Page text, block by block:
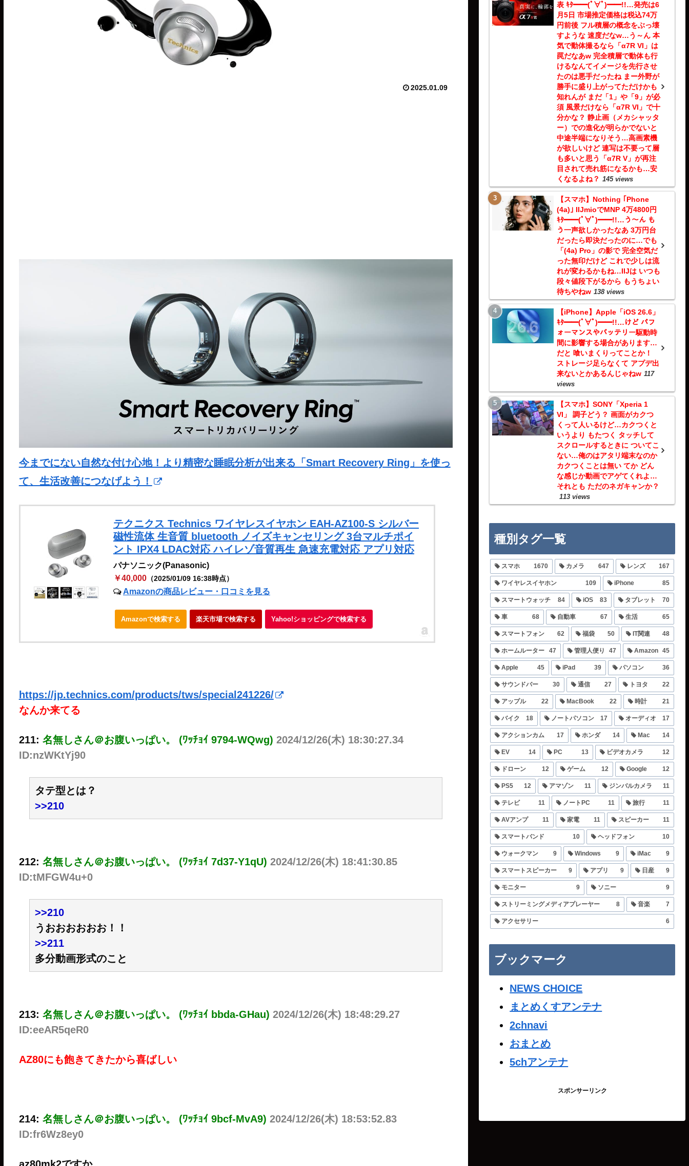
2025.01.09
今までにない自然な付け心地！より精密な睡眠分析が出来る「Smart Recovery Ring」を使っ
て、生活改善につなげよう！
テクニクス Technics ワイヤレスイヤホン EAH-AZ100-S シルバー
磁性流体 生音質 bluetooth ノイズキャンセリング 3台マルチポイ
ント IPX4 LDAC対応 ハイレゾ音質再生 急速充電対応 アプリ対応
パナソニック(Panasonic)
￥40,000（2025/01/09 16:38時点）
Amazonの商品レビュー・口コミを見る
Amazonで検索する 楽天市場で検索する Yahoo!ショッピングで検索する
https://jp.technics.com/products/tws/special241226/
なんか来てる
211: 名無しさん＠お腹いっぱい。 (ﾜｯﾁｮｲ 9794-WQwg) 2024/12/26(木) 18:30:27.34
ID:nzWKtYj90
タテ型とは？
>>210
212: 名無しさん＠お腹いっぱい。 (ﾜｯﾁｮｲ 7d37-Y1qU) 2024/12/26(木) 18:41:30.85
ID:tMFGW4u+0
>>210
うおおおおおお！！
>>211
多分動画形式のこと
213: 名無しさん＠お腹いっぱい。 (ﾜｯﾁｮｲ bbda-GHau) 2024/12/26(木) 18:48:29.27
ID:eeAR5qeR0
AZ80にも飽きてきたから喜ばしい
214: 名無しさん＠お腹いっぱい。 (ﾜｯﾁｮｲ 9bcf-MvA9) 2024/12/26(木) 18:53:52.83
ID:fr6Wz8ey0
表 ｷﾀ━━(ﾟ∀ﾟ)━━!!…発売は6
月5日 市場推定価格は税込74万
円前後 フル積層の概念をぶっ壊
すような 速度だなw…う～ん 本
気で動体撮るなら「α7R VI」は
罠だなあw 完全積層で動体も行
けるなんてイメージを先行させ
たのは悪手だったね まー外野が
勝手に盛り上がってただけかも
知れんが まだ「1」や「9」が必
須 風景だけなら「α7R VI」で十
分かな？ 静止画（メカシャッタ
ー）での進化が明らかでないと
中途半端になりそう…高画素機
が欲しいけど 連写は不要って層
も多いと思う「α7R V」が再注
目されて売れ筋になるかも…安
くなるよね？ 145 views
【スマホ】Nothing ｢Phone
(4a)｣ IIJmioでMNP 4万4800円
ｷﾀ━━(ﾟ∀ﾟ)━━!!…う～ん も
う一声欲しかったなあ 3万円台
だったら即決だったのに…でも
「(4a) Pro」の影で 完全空気だ
った無印だけど これで少しは流
れが変わるかもね…IIJは いつも
段々値段下がるから もうちょい
待ちやねw 138 views
【iPhone】Apple「iOS 26.6」
ｷﾀ━━(ﾟ∀ﾟ)━━!!…けど パフ
ォーマンスやバッテリー駆動時
間に影響する場合があります…
だと 喰いまくりってことか！
ストレージ足らなくて アプデ出
来ないとかあるんじゃねw 117
views
【スマホ】SONY「Xperia 1
VI」 調子どう？ 画面がカクつ
くって人いるけど…カクつくと
いうより もたつく タッチして
スクロールするときに ついてこ
ない…俺のはアタリ端末なのか
カクつくことは無い てか どん
な感じか動画でアゲてくれよ…
それとも ただのネガキャンか？
113 views
種別タグ一覧
スマホ 1670 カメラ 647 レンズ 167
ワイヤレスイヤホン 109 iPhone 85
スマートウォッチ 84 iOS 83 タブレット 70
車 68 自動車 67 生活 65
スマートフォン 62 福袋 50 IT関連 48
ホームルーター 47 管理人便り 47 Amazon 45
Apple 45 iPad 39 パソコン 36
サウンドバー 30 通信 27 トヨタ 22
アップル 22 MacBook 22 時計 21
バイク 18 ノートパソコン 17 オーディオ 17
アクションカム 17 ホンダ 14 Mac 14
EV 14 PC 13 ビデオカメラ 12
ドローン 12 ゲーム 12 Google 12
PS5 12 アマゾン 11 ジンバルカメラ 11
テレビ 11 ノートPC 11 旅行 11
AVアンプ 11 家電 11 スピーカー 11
スマートバンド 10 ヘッドフォン 10
ウォークマン 9 Windows 9 iMac 9
スマートスピーカー 9 アプリ 9 日産 9
モニター 9 ソニー 9
ストリーミングメディアプレーヤー 8 音楽 7
アクセサリー 6
ブックマーク
NEWS CHOICE
まとめくすアンテナ
2chnavi
おまとめ
5chアンテナ
スポンサーリンク